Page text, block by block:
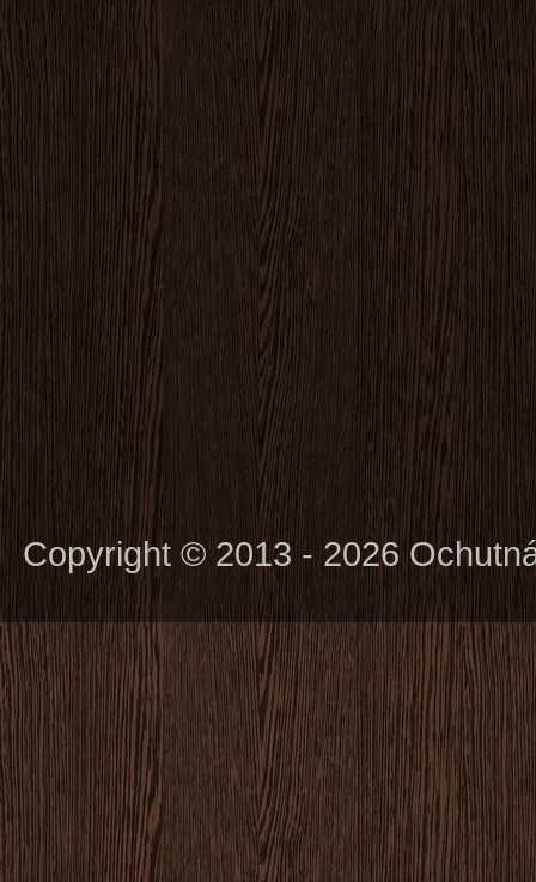
Copyright © 2013 - 2026